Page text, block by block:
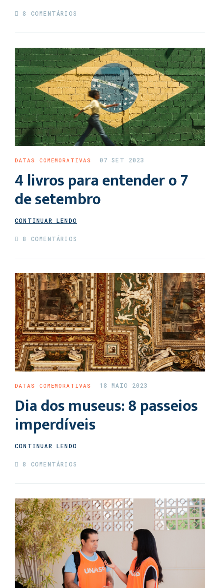
8 COMENTÁRIOS
DATAS COMEMORATIVAS 07 SET 2023
4 livros para entender o 7
de setembro
CONTINUAR LENDO
8 COMENTÁRIOS
DATAS COMEMORATIVAS 18 MAIO 2023
Dia dos museus: 8 passeios
imperdíveis
CONTINUAR LENDO
8 COMENTÁRIOS